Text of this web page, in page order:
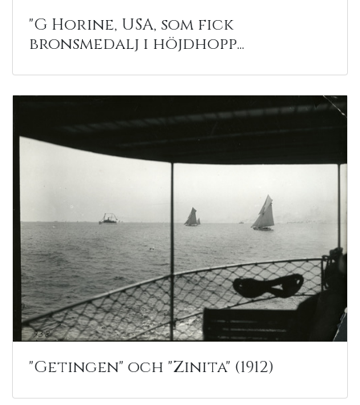
"G Horine, USA, som fick
bronsmedalj i höjdhopp...
"Getingen" och "Zinita" (1912)